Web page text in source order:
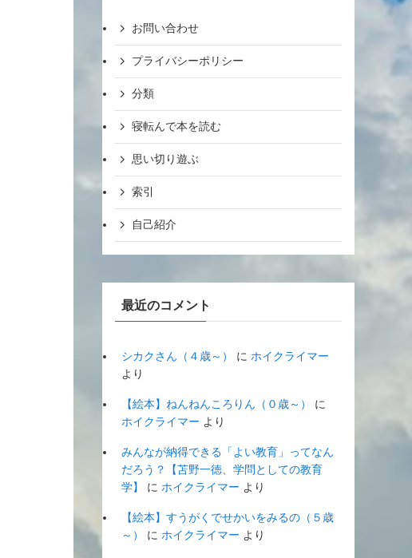
お問い合わせ
プライバシーポリシー
分類
寝転んで本を読む
思い切り遊ぶ
索引
自己紹介
最近のコメント
シカクさん（４歳～） に ホイクライマー
より
【絵本】ねんねんころりん（０歳～）
に
ホイクライマー より
みんなが納得できる「よい教育」ってなん
だろう？【苫野一徳、学問としての教育
学】
に ホイクライマー より
【絵本】すうがくでせかいをみるの（５歳
～）
に ホイクライマー より